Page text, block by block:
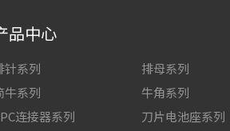
品中心
针系列
排母系列
牛系列
牛角系列
连接器系列
刀片电池座系列